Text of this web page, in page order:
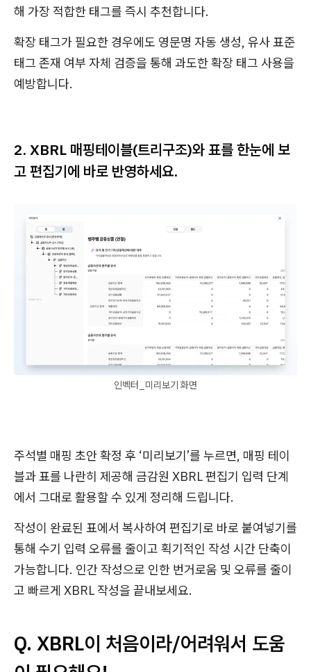
해 가장 적합한 태그를 즉시 추천합니다.
확장 태그가 필요한 경우에도 영문명 자동 생성, 유사 표준
태그 존재 여부 자체 검증을 통해 과도한 확장 태그 사용을
예방합니다.
2. XBRL 매핑테이블(트리구조)와 표를 한눈에 보
고 편집기에 바로 반영하세요.
인벡터_미리보기 화면
주석별 매핑 초안 확정 후 ‘미리보기’를 누르면, 매핑 테이
블과 표를 나란히 제공해 금감원 XBRL 편집기 입력 단계
에서 그대로 활용할 수 있게 정리해 드립니다.
작성이 완료된 표에서 복사하여 편집기로 바로 붙여넣기를
통해 수기 입력 오류를 줄이고 획기적인 작성 시간 단축이
가능합니다. 인간 작성으로 인한 번거로움 및 오류를 줄이
고 빠르게 XBRL 작성을 끝내보세요.
Q. XBRL이 처음이라/어려워서 도움